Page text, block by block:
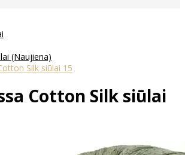
(Naujiena)
Silk siūlai 15
Cotton Silk siūlai